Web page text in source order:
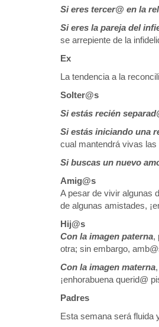
Si eres tercer@ en la
Si eres la pareja del
se arrepiente de la
Ex
La tendencia a la
Solter@s
Si estás recién
Si estás iniciando una
cual mantendrá vivas las
Si buscas un nuevo
Amig@s
A pesar de vivir algunas
de algunas amistades,
Hij@s
Con la imagen paterna,
otra; sin embargo,
Con la imagen materna
¡enhorabuena querid@
Padres
Esta semana será fluida